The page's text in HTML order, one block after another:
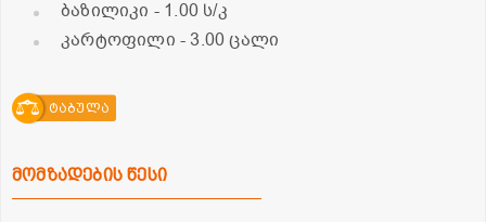
ბაზილიკი - 1.00 ს/კ
კარტოფილი - 3.00 ცალი
ტაბულა
მომზადების წესი